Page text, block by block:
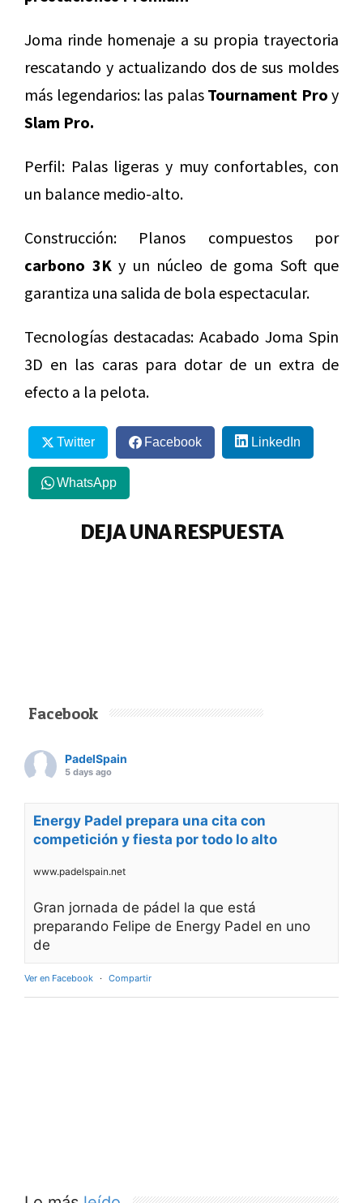
Joma rinde homenaje a su propia trayectoria
rescatando y actualizando dos de sus moldes
más legendarios: las palas Tournament Pro y
Slam Pro.
Perfil: Palas ligeras y muy confortables, con
un balance medio-alto.
Construcción: Planos compuestos por
carbono 3Ky un núcleo de goma Soft que
garantiza una salida de bola espectacular.
Tecnologías destacadas: Acabado Joma Spin
3D en las caras para dotar de un extra de
efecto a la pelota.
Twitter Facebook LinkedIn
WhatsApp
DEJA UNA RESPUESTA
Facebook
PadelSpain
5 days ago
Energy Padel prepara una cita con
competición y fiesta por todo lo alto
www.padelspain.net
Gran jornada de pádel la que está
preparando Felipe de Energy Padel en uno
de
Ver en Facebook · Compartir